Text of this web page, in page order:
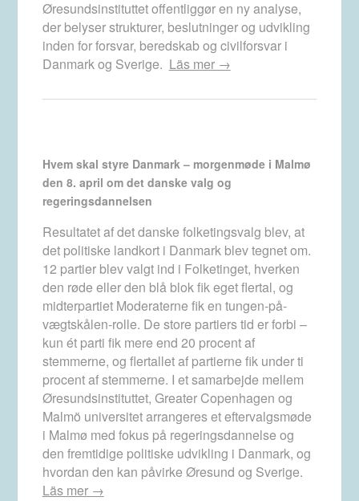
Øresundsinstituttet offentliggør en ny analyse,
der belyser strukturer, beslutninger og udvikling
inden for forsvar, beredskab og civilforsvar i
Danmark og Sverige. Läs mer →
Hvem skal styre Danmark – morgenmøde i Malmø
den 8. april om det danske valg og
regeringsdannelsen
Resultatet af det danske folketingsvalg blev, at
det politiske landkort i Danmark blev tegnet om.
12 partier blev valgt ind i Folketinget, hverken
den røde eller den blå blok fik eget flertal, og
midterpartiet Moderaterne fik en tungen-på-
vægtskålen-rolle. De store partiers tid er forbi –
kun ét parti fik mere end 20 procent af
stemmerne, og flertallet af partierne fik under ti
procent af stemmerne. I et samarbejde mellem
Øresundsinstituttet, Greater Copenhagen og
Malmö universitet arrangeres et eftervalgsmøde
i Malmø med fokus på regeringsdannelse og
den fremtidige politiske udvikling i Danmark, og
hvordan den kan påvirke Øresund og Sverige.
Läs mer →